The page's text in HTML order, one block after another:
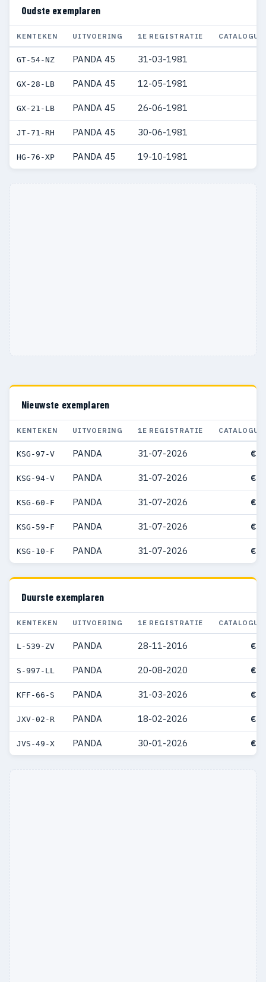
Oudste exemplaren
KENTEKEN UITVOERING 1E REGISTRATIE
GT-54-NZ PANDA 45 31-03-1981
GX-28-LB PANDA 45 12-05-1981
GX-21-LB PANDA 45 26-06-1981
JT-71-RH PANDA 45 30-06-1981
HG-76-XP PANDA 45 19-10-1981
Nieuwste exemplaren
KENTEKEN UITVOERING 1E REGISTRATIE
KSG-97-V PANDA 31-07-2026 €
KSG-94-V PANDA 31-07-2026 €
KSG-60-F PANDA 31-07-2026 €
KSG-59-F PANDA 31-07-2026 €
KSG-10-F PANDA 31-07-2026 €
Duurste exemplaren
KENTEKEN UITVOERING 1E REGISTRATIE
L-539-ZV PANDA 28-11-2016 €
S-997-LL PANDA 20-08-2020 €
KFF-66-S PANDA 31-03-2026 €
JXV-02-R PANDA 18-02-2026 €
JVS-49-X PANDA 30-01-2026 €